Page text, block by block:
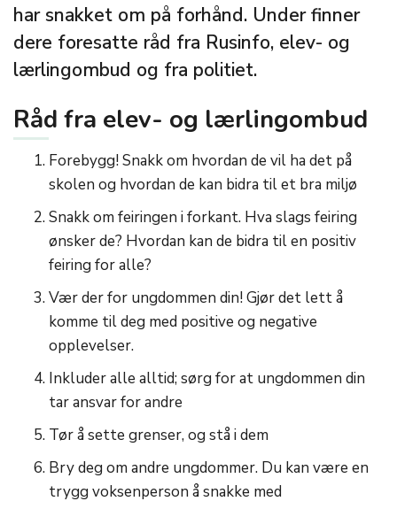
har snakket om på forhånd. Under finner
dere foresatte råd fra Rusinfo, elev- og
lærlingombud og fra politiet.
Råd fra elev- og lærlingombud
Forebygg! Snakk om hvordan de vil ha det på
skolen og hvordan de kan bidra til et bra miljø
Snakk om feiringen i forkant. Hva slags feiring
ønsker de? Hvordan kan de bidra til en positiv
feiring for alle?
Vær der for ungdommen din! Gjør det lett å
komme til deg med positive og negative
opplevelser.
Inkluder alle alltid; sørg for at ungdommen din
tar ansvar for andre
Tør å sette grenser, og stå i dem
Bry deg om andre ungdommer. Du kan være en
trygg voksenperson å snakke med